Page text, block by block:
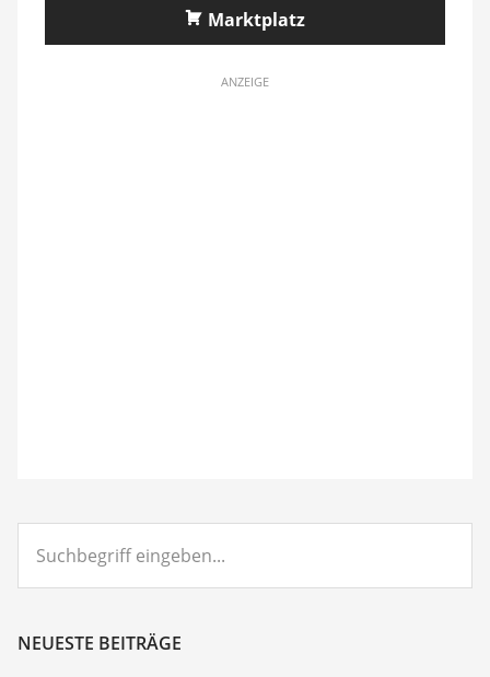
Marktplatz
ANZEIGE
eingeben...
NEUESTE BEITRÄGE